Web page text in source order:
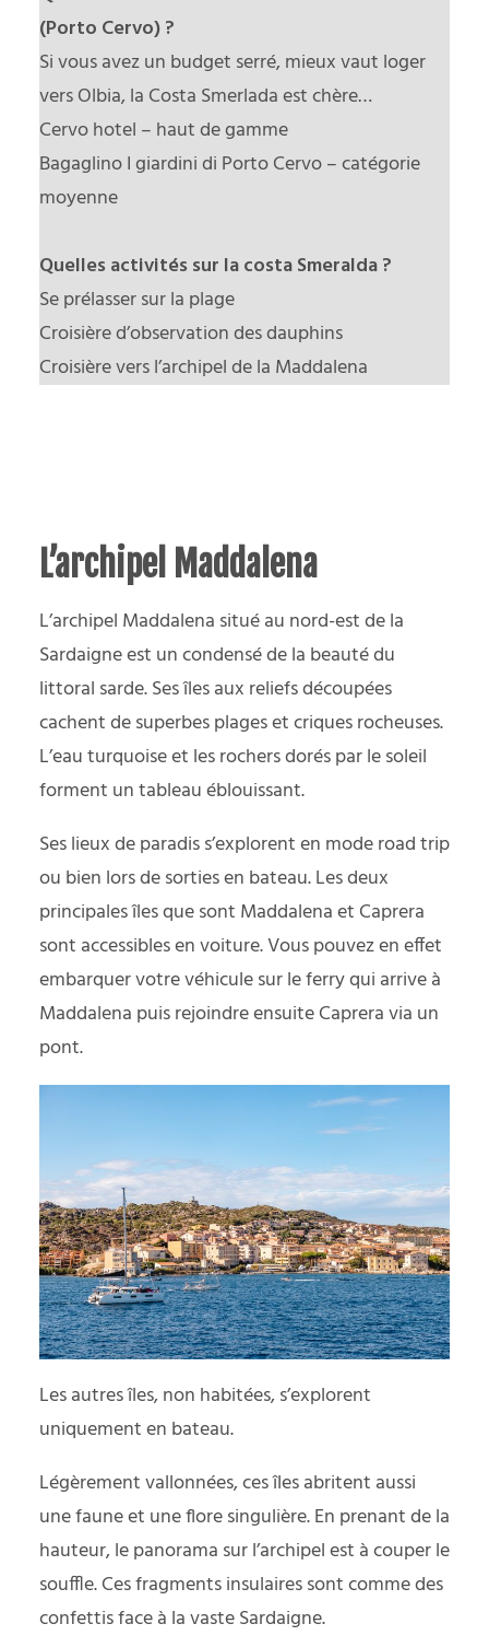
(Porto Cervo) ?
Si vous avez un budget serré, mieux vaut loger
vers Olbia, la Costa Smerlada est chère…
Cervo hotel – haut de gamme
Bagaglino I giardini di Porto Cervo – catégorie
moyenne
Quelles activités sur la costa Smeralda?
Se prélasser sur la plage
Croisière d’observation des dauphins
Croisière vers l’archipel de la Maddalena
L’archipel Maddalena
L’archipel Maddalena situé au nord-est de la
Sardaigne est un condensé de la beauté du
littoral sarde. Ses îles aux reliefs découpées
cachent de superbes plages et criques rocheuses.
L’eau turquoise et les rochers dorés par le soleil
forment un tableau éblouissant.
Ses lieux de paradis s’explorent en mode road trip
ou bien lors de sorties en bateau. Les deux
principales îles que sont Maddalena et Caprera
sont accessibles en voiture. Vous pouvez en effet
embarquer votre véhicule sur le ferry qui arrive à
Maddalena puis rejoindre ensuite Caprera via un
pont.
Les autres îles, non habitées, s’explorent
uniquement en bateau.
Légèrement vallonnées, ces îles abritent aussi
une faune et une flore singulière. En prenant de la
hauteur, le panorama sur l’archipel est à couper le
souffle. Ces fragments insulaires sont comme des
confettis face à la vaste Sardaigne.